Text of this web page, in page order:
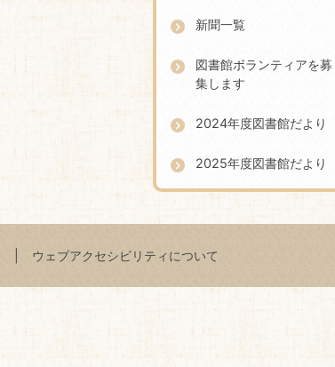
新聞一覧
図書館ボランティアを募
集します
2024年度図書館だより
2025年度図書館だより
ウェブアクセシビリティについて